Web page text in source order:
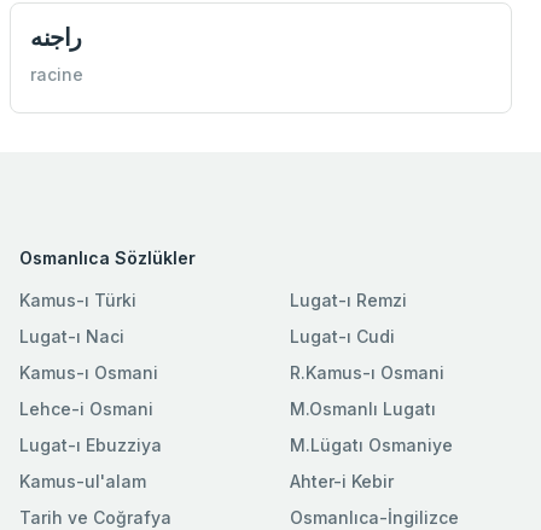
راجنه
racine
Osmanlıca Sözlükler
Kamus-ı Türki
Lugat-ı Naci
Kamus-ı Osmani
Lehce-i Osmani
Lugat-ı Ebuzziya
Lugat-ı Remzi
Lugat-ı Cudi
R.Kamus-ı Osmani
M.Osmanlı Lugatı
M.Lügatı Osmaniye
Kamus-ul'alam
Tarih ve Coğrafya
Ahter-i Kebir
Osmanlıca-İngilizce